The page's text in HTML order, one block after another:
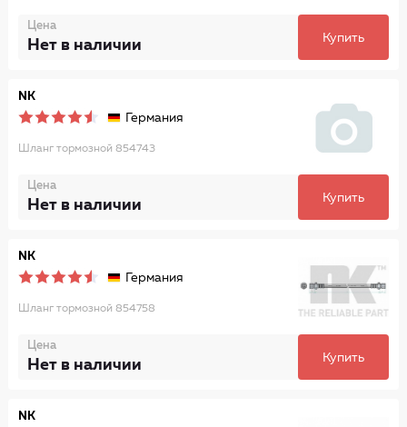
Цена
Нет в наличии Купить
NK
Германия
Шланг тормозной 854743
Цена
Нет в наличии Купить
NK
Германия
Шланг тормозной 854758
Цена
Нет в наличии Купить
NK